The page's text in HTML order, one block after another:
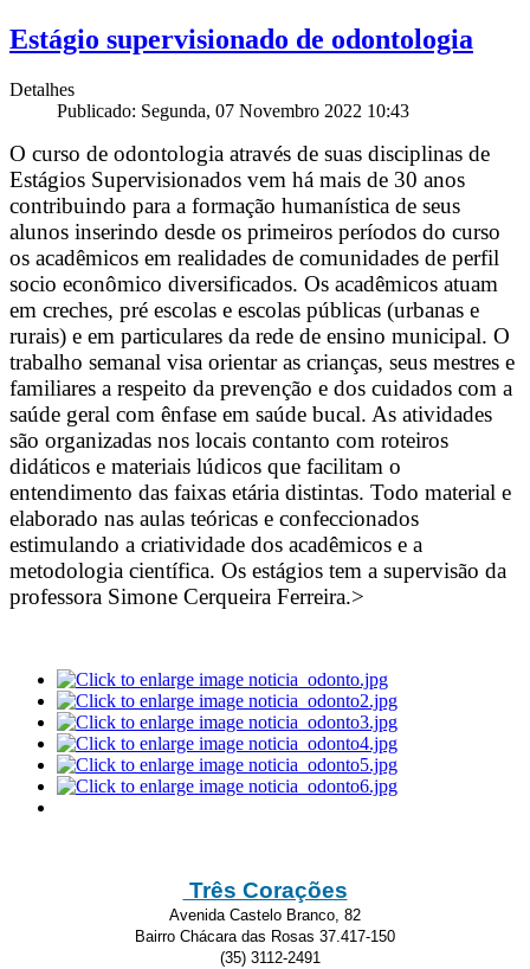
Estágio supervisionado de odontologia
Detalhes
Publicado: Segunda, 07 Novembro 2022 10:43
O curso de odontologia através de suas disciplinas de
Estágios Supervisionados vem há mais de 30 anos
contribuindo para a formação humanística de seus
alunos inserindo desde os primeiros períodos do curso
os acadêmicos em realidades de comunidades de perfil
socio econômico diversificados. Os acadêmicos atuam
em creches, pré escolas e escolas públicas (urbanas e
rurais) e em particulares da rede de ensino municipal. O
trabalho semanal visa orientar as crianças, seus mestres e
familiares a respeito da prevenção e dos cuidados com a
saúde geral com ênfase em saúde bucal. As atividades
são organizadas nos locais contanto com roteiros
didáticos e materiais lúdicos que facilitam o
entendimento das faixas etária distintas. Todo material e
elaborado nas aulas teóricas e confeccionados
estimulando a criatividade dos acadêmicos e a
metodologia científica. Os estágios tem a supervisão da
professora Simone Cerqueira Ferreira.>
Três Corações
Avenida Castelo Branco, 82
Bairro Chácara das Rosas 37.417-150
(35) 3112-2491